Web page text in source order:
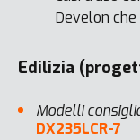
Develon che
Edilizia
Modelli
DX235LCR-7